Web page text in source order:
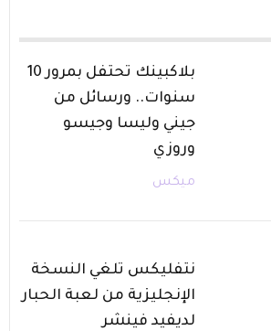
بلاكبينك تحتفل بمرور 10
سنوات.. ورسائل من
جيني وليسا وجيسو
وروزي
ميكس
نتفليكس تلغي النسخة
الإنجليزية من لعبة الحبار
لديفيد فينشر